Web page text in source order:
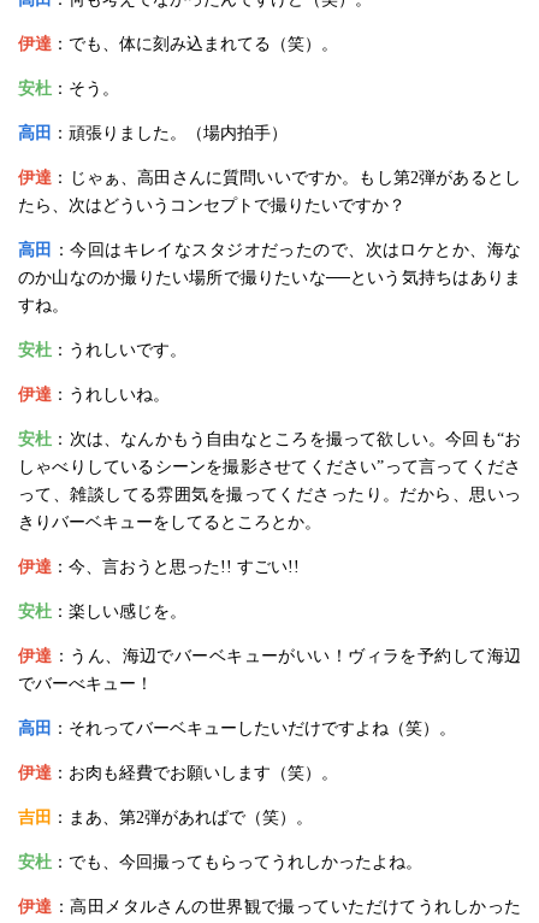
伊達 ：でも、体に刻み込まれてる（笑）。
安杜 ：そう。
高田 ：頑張りました。（場内拍手）
伊達 ：じゃぁ、高田さんに質問いいですか。もし第2弾があるとし
たら、次はどういうコンセプトで撮りたいですか？
高田
：今回はキレイなスタジオだったので、次はロケとか、海な
のか山なのか撮りたい場所で撮りたいな──という気持ちはありま
すね。
安杜 ：うれしいです。
伊達 ：うれしいね。
安杜 ：次は、なんかもう自由なところを撮って欲しい。今回も“お
しゃべりしているシーンを撮影させてください”って言ってくださ
って、雑談してる雰囲気を撮ってくださったり。だから、思いっ
きりバーベキューをしてるところとか。
伊達 ：今、言おうと思った!! すごい!!
安杜 ：楽しい感じを。
伊達 ：うん、海辺でバーベキューがいい！ヴィラを予約して海辺
でバーべキュー！
高田 ：それってバーベキューしたいだけですよね（笑）。
伊達 ：お肉も経費でお願いします（笑）。
吉田 ：まあ、第2弾があればで（笑）。
安杜 ：でも、今回撮ってもらってうれしかったよね。
伊達 ：高田メタルさんの世界観で撮っていただけてうれしかった